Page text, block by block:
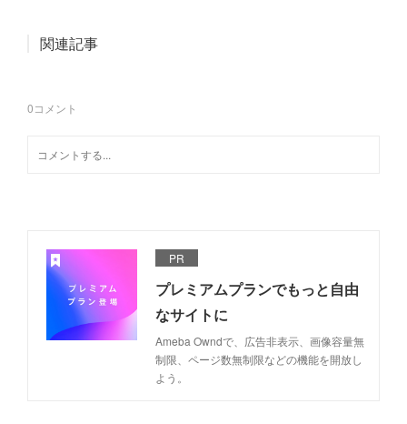
関連記事
0コメント
PR
プレミアムプランでもっと自由
なサイトに
Ameba Owndで、広告非表示、画像容量無
制限、ページ数無制限などの機能を開放し
よう。